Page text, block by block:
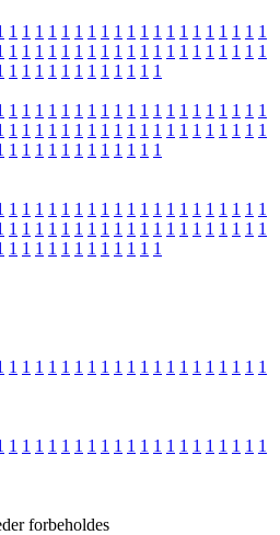
1 1 1 1 1 1 1 1 1 1 1 1 1 1 1 1 1 1 1 1
1 1 1 1 1 1 1 1 1 1 1 1 1 1 1 1 1 1 1 1
1 1 1 1 1 1 1 1 1 1 1 1
1 1 1 1 1 1 1 1 1 1 1 1 1 1 1 1 1 1 1 1
1 1 1 1 1 1 1 1 1 1 1 1 1 1 1 1 1 1 1 1
1 1 1 1 1 1 1 1 1 1 1 1
1 1 1 1 1 1 1 1 1 1 1 1 1 1 1 1 1 1 1 1
1 1 1 1 1 1 1 1 1 1 1 1 1 1 1 1 1 1 1 1
1 1 1 1 1 1 1 1 1 1 1 1
1 1 1 1 1 1 1 1 1 1 1 1 1 1 1 1 1 1 1 1
1 1 1 1 1 1 1 1 1 1 1 1 1 1 1 1 1 1 1 1
forbeholdes